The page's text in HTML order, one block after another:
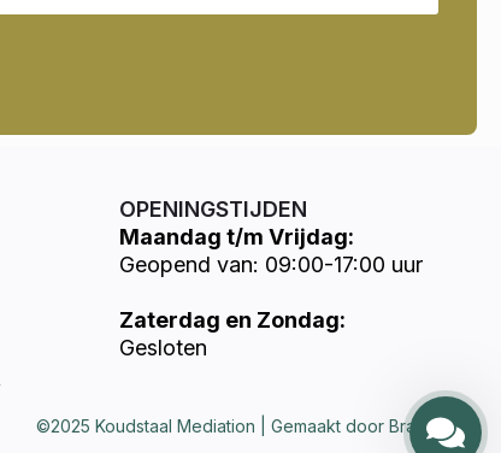
OPENINGSTIJDEN
Maandag t/m Vrijdag:
Geopend van: 09:00-17:00 uur
Zaterdag en Zondag:
Gesloten
©2025 Koudstaal Mediation | Gemaakt door Brandways